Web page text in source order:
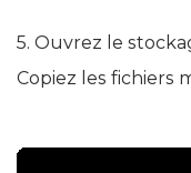
5. Ouvrez le
Copiez les fichiers